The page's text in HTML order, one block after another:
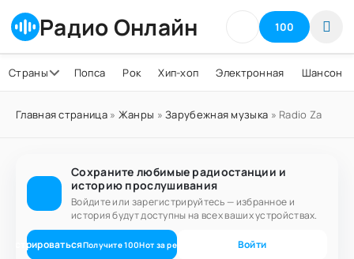
Радио Онлайн 100
Страны Попса Рок Хип-хоп Электронная Шансон
Главная страница» Жанры »Зарубежная музыка » Radio Za
Сохраните любимые радиостанции и
историю прослушивания
Войдите или зарегистрируйтесь — избранное и
история будут доступны на всех ваших устройствах.
Получите100Нот за регистрацию Войти